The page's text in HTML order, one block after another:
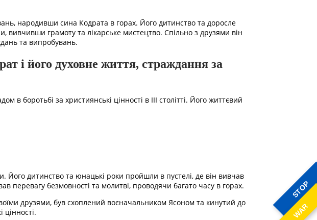
STOP
WAR
народивши сина Кодрата в горах. Його дитинство та доросле
вивчивши грамоту та лікарське мистецтво. Спільно з друзями він
та випробувань.
і його духовне життя, страждання за
в боротьбі за християнські цінності в III столітті. Його життєвий
дитинство та юнацькі роки пройшли в пустелі, де він вивчав
перевагу безмовності та молитві, проводячи багато часу в горах.
друзями, був схоплений воєначальником Ясоном та кинутий до